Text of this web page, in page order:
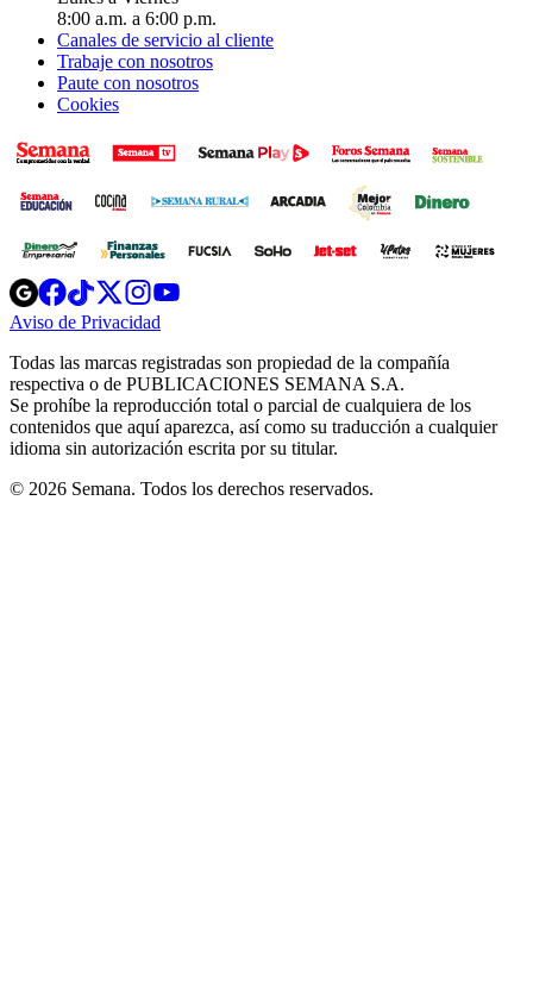
8:00 a.m. a 6:00 p.m.
Canales de servicio al cliente
Trabaje con nosotros
Paute con nosotros
Cookies
Opens
in
new
Opens
in
new
Opens
in
new
window
Opens
new
windowwindow
Aviso de Privacidad
new
window
Todas las marcas registradas son propiedad de la compañía
respectiva o de PUBLICACIONES SEMANA S.A.
Se prohíbe la reproducción total o parcial de cualquiera de los
contenidos que aquí aparezca, así como su traducción a cualquier
idioma sin autorización escrita por su titular.
© 2026 Semana. Todos los derechos reservados.